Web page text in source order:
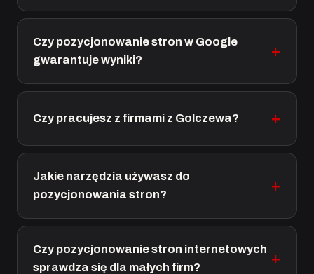
Czy pozycjonowanie stron w Google
gwarantuje wyniki?
Czy pracujesz z firmami z Golczewa?
Jakie narzędzia używasz do
pozycjonowania stron?
Czy pozycjonowanie stron internetowych
sprawdza się dla małych firm?